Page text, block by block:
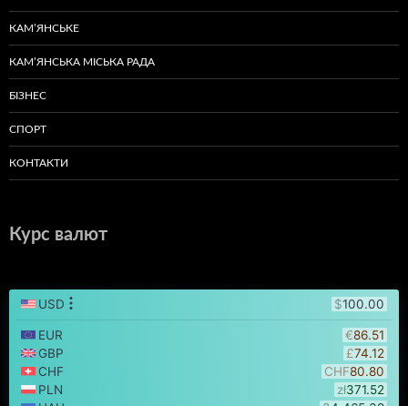
КАМ’ЯНСЬКЕ
КАМ’ЯНСЬКА МІСЬКА РАДА
БІЗНЕС
СПОРТ
КОНТАКТИ
Курс валют